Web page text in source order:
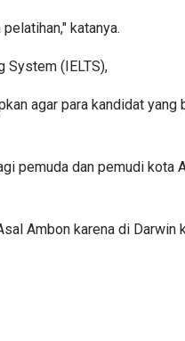
katanya.
System (IELTS),
agar para kandidat
pemuda dan pemudi kota
Ambon karena di Darwin